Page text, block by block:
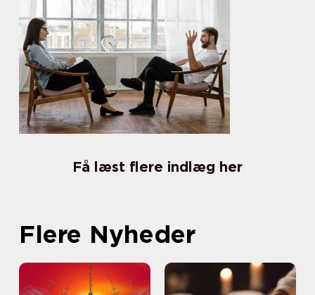
Få læst flere indlæg her
Flere Nyheder